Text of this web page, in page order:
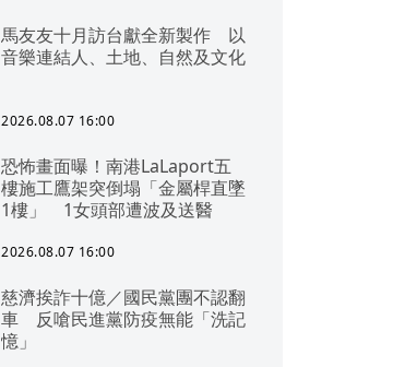
馬友友十月訪台獻全新製作 以
音樂連結人、土地、自然及文化
2026.08.07 16:00
恐怖畫面曝！南港LaLaport五
樓施工鷹架突倒塌「金屬桿直墜
1樓」 1女頭部遭波及送醫
2026.08.07 16:00
慈濟挨詐十億／國民黨團不認翻
車 反嗆民進黨防疫無能「洗記
憶」